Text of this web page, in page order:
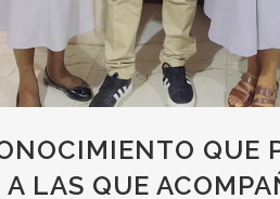
QUE
A LAS QUE